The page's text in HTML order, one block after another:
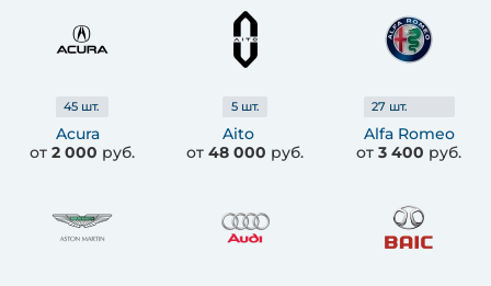
45 шт.
Acura
от 2 000 руб.
5шт.
Aito
от48 000 руб.
27 шт.
Alfa Romeo
от3 400 руб.